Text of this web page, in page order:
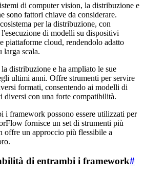
di computer vision, la distribuzione e
sono fattori chiave da considerare.
per la distribuzione, con
di modelli su dispositivi
piattaforme cloud, rendendolo adatto
larga scala.
distribuzione e ha ampliato le sue
ultimi anni. Offre strumenti per servire
formati, consentendo ai modelli di
diversi con una forte compatibilità.
i framework possono essere utilizzati per
fornisce un set di strumenti più
offre un approccio più flessibile a
di entrambi i framework#